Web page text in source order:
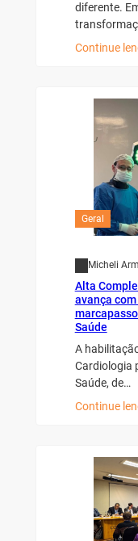
diferente.
Continue
Geral
Micheli
Alta
avança
Saúde
A
Cardiologia
Saúde, de…
Continue